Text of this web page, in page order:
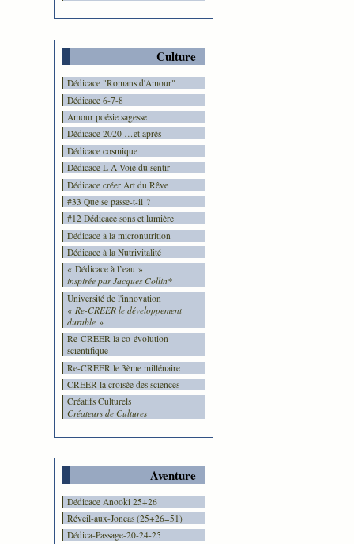
Culture
Dédicace "Romans d'Amour"
Dédicace 6-7-8
Amour poésie sagesse
Dédicace 2020 …et après
Dédicace cosmique
Dédicace L A Voie du sentir
Dédicace créer Art du Rêve
#33 Que se passe-t-il ?
#12 Dédicace sons et lumière
Dédicace à la micronutrition
Dédicace à la Nutrivitalité
« Dédicace à l’eau »
inspirée par Jacques Collin*
Université de l'innovation
« Re-CREER le développement
durable »
Re-CREER la co-évolution
scientifique
Re-CREER le 3ème millénaire
CREER la croisée des sciences
Créatifs Culturels
Créateurs de Cultures
Aventure
Dédicace Anooki 25+26
Réveil-aux-Joncas (25+26=51)
Dédica-Passage-20-24-25